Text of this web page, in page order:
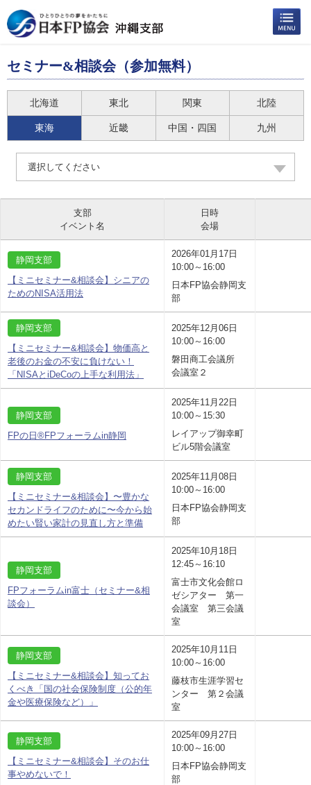
セミナー&相談会（参加無料）
北海道 東北 関東 北陸
東海 近畿 中国・四国 九州
選択してください
支部
イベント名
日時
会場
静岡支部
【ミニセミナー&相談会】シニアの
ためのNISA活用法
2026年01月17日
10:00～16:00
日本FP協会静岡支
部
静岡支部
【ミニセミナー&相談会】物価高と
老後のお金の不安に負けない！
「NISAとiDeCoの上手な利用法」
2025年12月06日
10:00～16:00
磐田商工会議所
会議室２
静岡支部
FPの日®FPフォーラムin静岡
2025年11月22日
10:00～15:30
レイアップ御幸町
ビル5階会議室
静岡支部
【ミニセミナー&相談会】〜豊かな
セカンドライフのために〜今から始
めたい賢い家計の見直し方と準備
2025年11月08日
10:00～16:00
日本FP協会静岡支
部
静岡支部
FPフォーラムin富士（セミナー&相
談会）
2025年10月18日
12:45～16:10
富士市文化会館ロ
ゼシアター 第一
会議室 第三会議
室
静岡支部
【ミニセミナー&相談会】知ってお
くべき「国の社会保険制度（公的年
金や医療保険など）」
2025年10月11日
10:00～16:00
藤枝市生涯学習セ
ンター 第２会議
室
静岡支部
【ミニセミナー&相談会】そのお仕
事やめないで！
2025年09月27日
10:00～16:00
日本FP協会静岡支
部